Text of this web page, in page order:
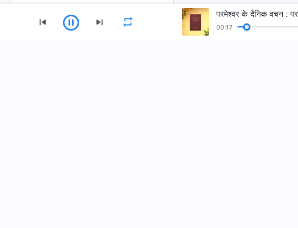
परमेश्वर के दैनिक वचन :
00:18